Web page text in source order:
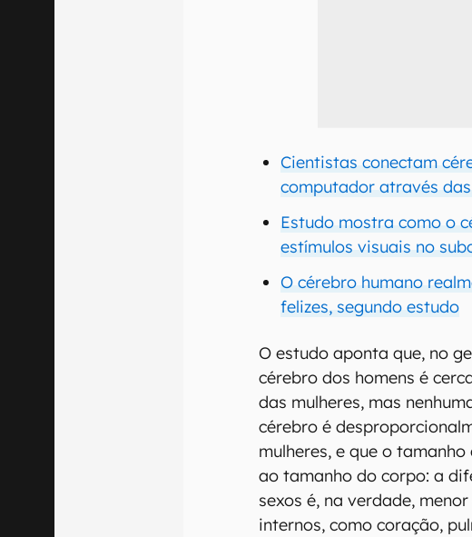
Cientistas conectam
computador através
Estudo mostra como o
estímulos visuais no
O cérebro humano
felizes, segundo estudo
O estudo aponta que, no
cérebro dos homens é
das mulheres, mas
cérebro é
mulheres, e que o
ao tamanho do corpo: a
sexos é, na verdade,
internos, como coração,